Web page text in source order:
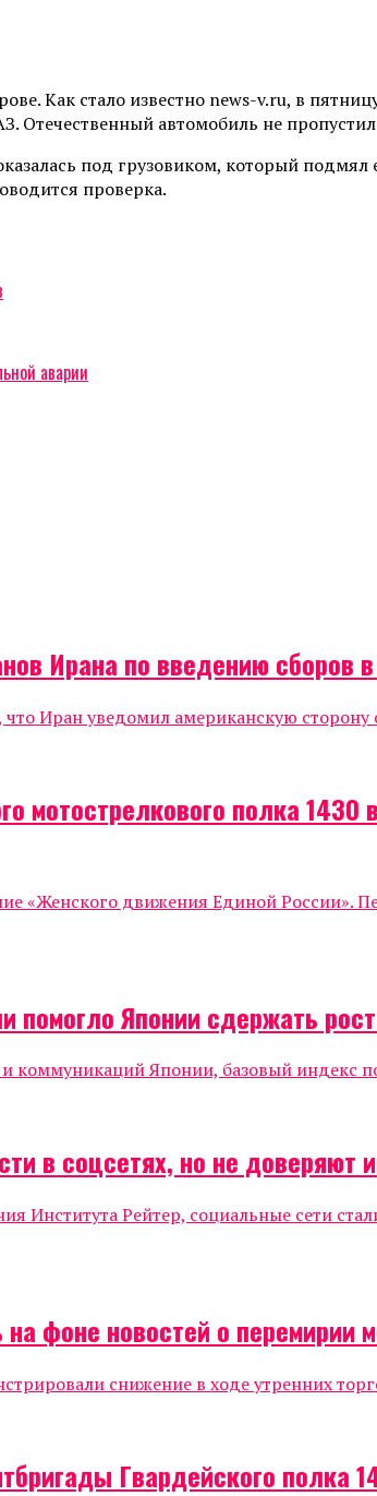
Как стало известно news-v.ru, в
Отечественный автомобиль не
под грузовиком, который
проверка.
аварии
Ирана по введению сборов
Иран уведомил американскую сторону
мотострелкового полка
«Женского движения Единой
помогло Японии сдержать
Японии, базовый индекс
в соцсетях, но не доверяют
Института Рейтер, социальные сети
фоне новостей о
снижение в ходе утренних
Гвардейского полка